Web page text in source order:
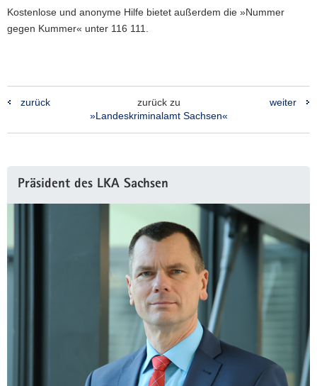
Kostenlose und anonyme Hilfe bietet außerdem die »Nummer
gegen Kummer« unter 116 111.
zurück
zurück zu
»Landeskriminalamt Sachsen«
weiter
Information
Präsident des LKA Sachsen